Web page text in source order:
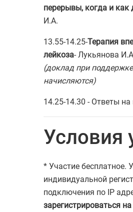
перерывы, когда и как
И.А.
13.55-14.25-Терапия
лейкоза- Лукьянова
(доклад при
начисляются)
14.25-14.30 - Ответы
Условия
* Участие бесплатное.
индивидуальной
подключения по IP
зарегистрироваться